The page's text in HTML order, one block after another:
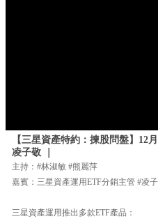
【三星資產特約：揀股問盤】12
凌子敬 ｜
主持：#林淑敏 #熊麗萍
嘉賓：三星資產運用ETF分銷主管 #凌
三星資產運用推出多款ETF產品：